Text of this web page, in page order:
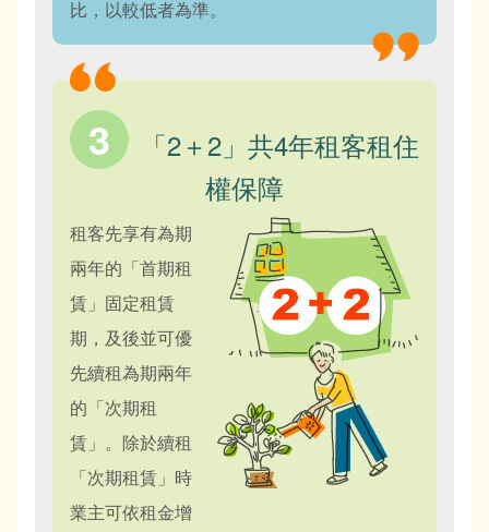
比，以較低者為準。
「2＋2」共4年租客租住
權保障
租客先享有為期
兩年的「首期租
賃」固定租賃
期，及後並可優
先續租為期兩年
的「次期租
賃」。除於續租
「次期租賃」時
業主可依租金增